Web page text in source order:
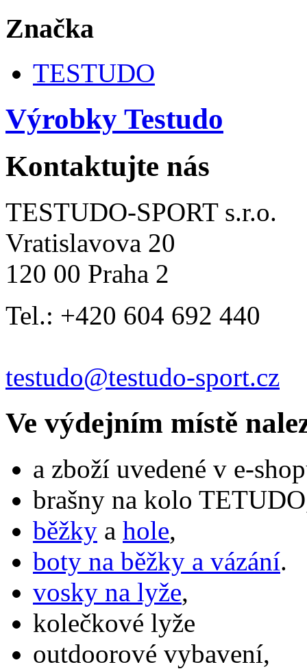
Značka
TESTUDO
Výrobky Testudo
Kontaktujte nás
TESTUDO-SPORT s.r.o.
Vratislavova 20
120 00 Praha 2
Tel.: +420 604 692 440
testudo@testudo-sport.cz
Ve výdejním místě
a zboží uvedené v e-
brašny na kolo
běžky a hole,
boty na běžky a vázání.
vosky na lyže,
kolečkové lyže
outdoorové vybavení,